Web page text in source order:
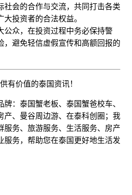
社会的合作与交流，共同打击各类
投资者的合法权益。
公众，在投资过程中务必保持警
，避免轻信虚假宣传和高额回报的
有价值的泰国资讯！
：泰国蟹老板、泰国蟹爸校车、
产、曼谷周边游、 在泰科创圈 ； 我
服务、旅游服务、生活服务、房产
服务，帮助您在泰国更好地生活发